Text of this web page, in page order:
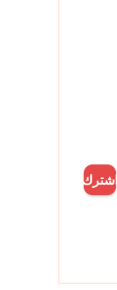
اشترك